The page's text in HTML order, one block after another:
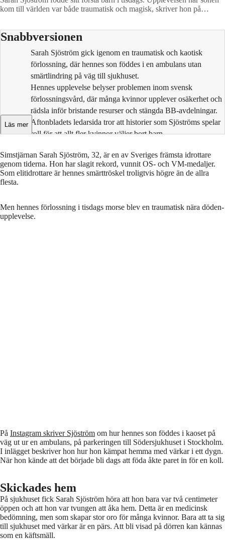
kom till världen var både traumatisk och magisk, skriver hon på
Snabbversionen
Sarah Sjöström gick igenom en traumatisk och kaotisk
förlossning, där hennes son föddes i en ambulans utan
smärtlindring på väg till sjukhuset.
Hennes upplevelse belyser problemen inom svensk
förlossningsvård, där många kvinnor upplever osäkerhet och
rädsla inför bristande resurser och stängda BB-avdelningar.
Aftonbladets ledarsida tror att historier som Sjöströms spelar
roll för att allt fler kvinnor väljer bort barn.
Läs mer
Simstjärnan Sarah Sjöström, 32, är en av Sveriges främsta idrottare
genom tiderna. Hon har slagit rekord, vunnit OS- och VM-medaljer.
Som elitidrottare är hennes smärttröskel troligtvis högre än de allra
flesta.
Men hennes förlossning i tisdags morse blev en traumatisk nära döden-
upplevelse.
På Instagram skriver Sjöström om hur hennes son föddes i kaoset på
väg ut ur en ambulans, på parkeringen till Södersjukhuset i Stockholm.
I inlägget beskriver hon hur hon kämpat hemma med värkar i ett dygn.
När hon kände att det började bli dags att föda åkte paret in för en koll.
Skickades hem
På sjukhuset fick Sarah Sjöström höra att hon bara var två centimeter
öppen och att hon var tvungen att åka hem. Detta är en medicinsk
bedömning, men som skapar stor oro för många kvinnor. Bara att ta sig
till sjukhuset med värkar är en pärs. Att bli visad på dörren kan kännas
som en käftsmäll.